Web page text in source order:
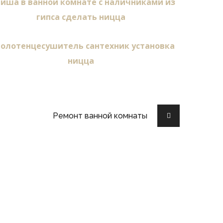
Ремонт ванной комнаты